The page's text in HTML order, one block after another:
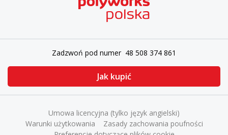
Zadzwoń pod numer 48 508 374 861
Jak kupić
Umowa licencyjna (tylko język angielski)
Warunki użytkowania
Zasady zachowania poufności